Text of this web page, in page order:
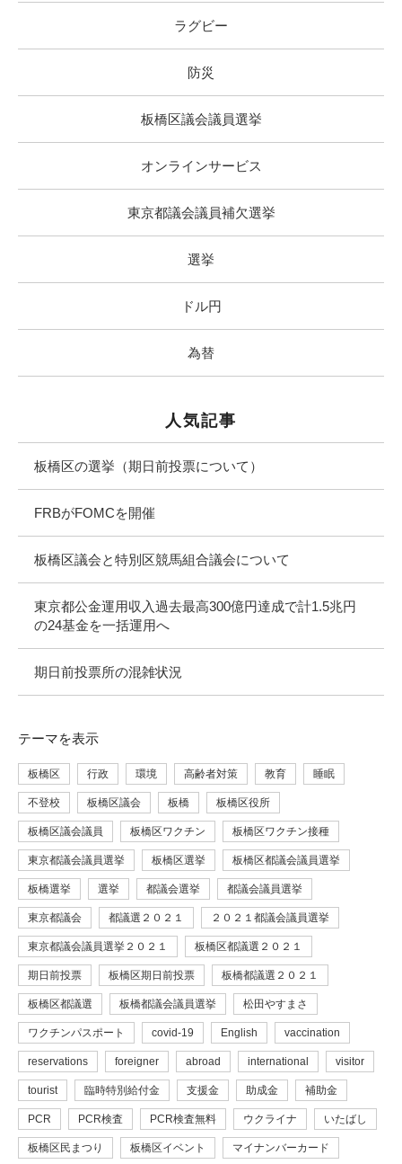
ラグビー
防災
板橋区議会議員選挙
オンラインサービス
東京都議会議員補欠選挙
選挙
ドル円
為替
人気記事
板橋区の選挙（期日前投票について）
FRBがFOMCを開催
板橋区議会と特別区競馬組合議会について
東京都公金運用収入過去最高300億円達成で計1.5兆円
の24基金を一括運用へ
期日前投票所の混雑状況
テーマを表示
板橋区 行政 環境 高齢者対策 教育 睡眠
不登校 板橋区議会 板橋 板橋区役所
板橋区議会議員 板橋区ワクチン 板橋区ワクチン接種
東京都議会議員選挙 板橋区選挙 板橋区都議会議員選挙
板橋選挙 選挙 都議会選挙 都議会議員選挙
東京都議会 都議選２０２１ ２０２１都議会議員選挙
東京都議会議員選挙２０２１ 板橋区都議選２０２１
期日前投票 板橋区期日前投票 板橋都議選２０２１
板橋区都議選 板橋都議会議員選挙 松田やすまさ
ワクチンパスポート covid-19 English vaccination
reservations foreigner abroad international visitor
tourist 臨時特別給付金 支援金 助成金 補助金
PCR PCR検査 PCR検査無料 ウクライナ いたばし
板橋区民まつり 板橋区イベント マイナンバーカード